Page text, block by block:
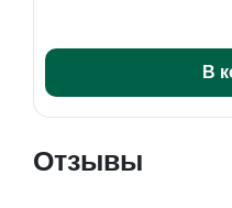
В
Отзывы